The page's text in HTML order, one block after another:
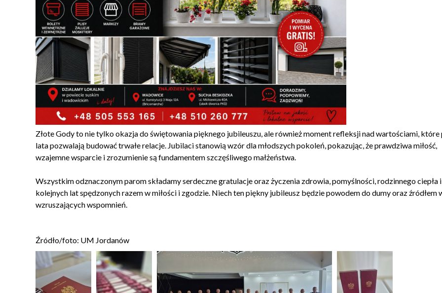
Złote Gody to nie tylko okazja do świętowania pięknego jubileuszu, ale również moment refleksji nad wartościami, które
lata pozwalają budować trwałe relacje. Jubilaci stanowią wzór dla młodszych pokoleń, pokazując, że prawdziwa miłość,
wzajemne wsparcie i zrozumienie są fundamentem szczęśliwego małżeństwa.
Wszystkim odznaczonym parom składamy serdeczne gratulacje oraz życzenia zdrowia, pomyślności, rodzinnego ciepła
kolejnych lat spędzonych razem w miłości i zgodzie. Niech ten piękny jubileusz będzie powodem do dumy oraz źródłem
wzruszających wspomnień.
Źródło/foto: UM Jordanów